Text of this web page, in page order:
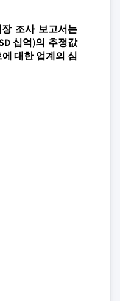
조사 보고서는
십억)의 추정값
대한 업계의 심